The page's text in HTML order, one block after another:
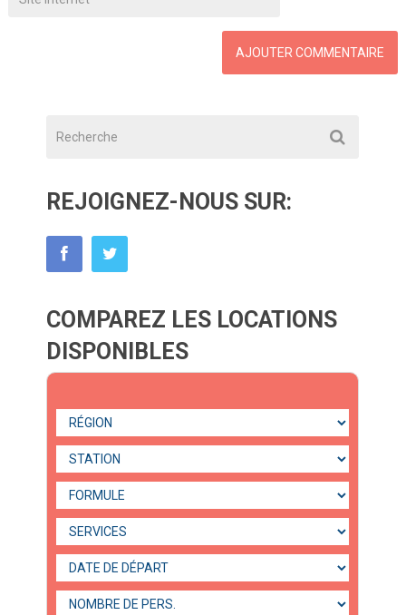
REJOIGNEZ-NOUS SUR:
COMPAREZ LES LOCATIONS
DISPONIBLES